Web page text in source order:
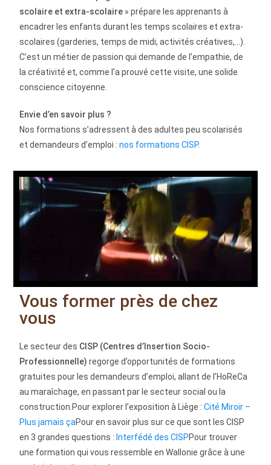
scolaire et extra-scolaire » prépare les apprenants à
encadrer les enfants durant les temps scolaires et extra-
scolaires (garderies, temps de midi, activités créatives,…).
C’est un métier de passion qui demande de l’empathie, de
la créativité et, comme l’a prouvé cette visite, une solide
conscience citoyenne.
Envie d’en savoir plus ?
Nos formations s’adressent à des adultes peu scolarisés
et demandeurs d’emploi :nos formations CISP.
Vous former près de chez
vous
Le secteur des CISP (Centres d’Insertion Socio-
Professionnelle) regorge d’opportunités de formations
gratuites pour les demandeurs d’emploi, allant de l’HoReCa
au maraîchage, en passant par le secteur social ou la
construction.Pour explorer l’exposition à Liège :Cité Miroir –
Plus jamais çaPour en savoir plus sur ce que sont les CISP
en 3 grandes questions : Interfédé des CISPPour trouver
une formation qui vous ressemble en Wallonie grâce à une